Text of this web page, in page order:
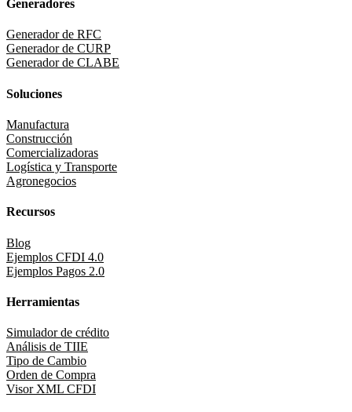
Generadores
Generador de RFC
Generador de CURP
Generador de CLABE
Soluciones
Manufactura
Construcción
Comercializadoras
Logística y Transporte
Agronegocios
Recursos
Blog
Ejemplos CFDI 4.0
Ejemplos Pagos 2.0
Herramientas
Simulador de crédito
Análisis de TIIE
Tipo de Cambio
Orden de Compra
Visor XML CFDI